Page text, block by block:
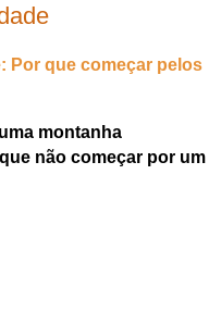
Por que começar pelos
montanha
não começar por um